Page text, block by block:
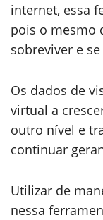
internet, essa
pois o mesmo
sobreviver e
Os dados de
virtual a
outro nível e
continuar
Utilizar de
nessa